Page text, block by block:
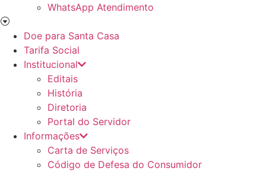
WhatsApp Atendimento
Doe para Santa Casa
Tarifa Social
Institucional
Editais
História
Diretoria
Portal do Servidor
Informações
Carta de Serviços
Código de Defesa do Consumidor